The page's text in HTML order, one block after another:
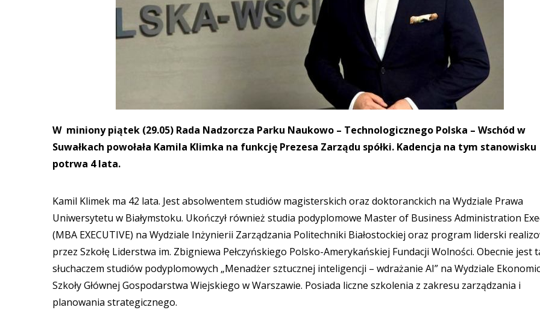
W miniony piątek (29.05) Rada Nadzorcza Parku Naukowo – Technologicznego Polska – Wschód w
Suwałkach powołała Kamila Klimka na funkcję Prezesa Zarządu spółki. Kadencja na tym stanowisku
potrwa 4 lata.
Kamil Klimek ma 42 lata. Jest absolwentem studiów magisterskich oraz doktoranckich na Wydziale Prawa
Uniwersytetu w Białymstoku. Ukończył również studia podyplomowe Master of Business Administration
(MBA EXECUTIVE) na Wydziale Inżynierii Zarządzania Politechniki Białostockiej oraz program liderski
przez Szkołę Liderstwa im. Zbigniewa Pełczyńskiego Polsko-Amerykańskiej Fundacji Wolności. Obecnie jest
słuchaczem studiów podyplomowych „Menadżer sztucznej inteligencji – wdrażanie AI” na Wydziale
Szkoły Głównej Gospodarstwa Wiejskiego w Warszawie. Posiada liczne szkolenia z zakresu zarządzania i
planowania strategicznego.